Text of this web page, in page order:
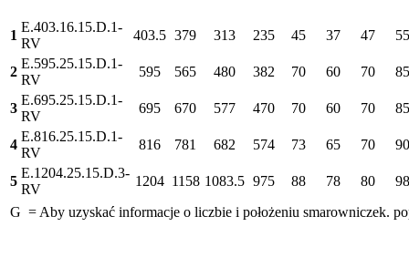
1
E.403.16.15.D.1-
RV
403.5 379 313 235 45 37 47 55
2
E.595.25.15.D.1-
RV
595 565 480 382 70 60 70 85
3
E.695.25.15.D.1-
RV
695 670 577 470 70 60 70 85
4
E.816.25.15.D.1-
RV
816 781 682 574 73 65 70 90
5
E.1204.25.15.D.3-
RV
1204 1158 1083.5 975 88 78 80
98
G = Aby uzyskać informacje o liczbie i położeniu smarowniczek.